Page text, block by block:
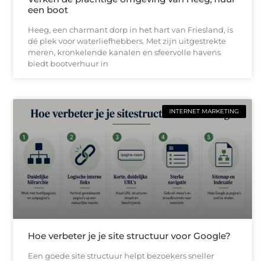
een boot
Heeg, een charmant dorp in het hart van Friesland, is
dé plek voor waterliefhebbers. Met zijn uitgestrekte
meren, kronkelende kanalen en sfeervolle havens
biedt bootverhuur in
INTERNET MARKETING
Hoe verbeter je je site structuur voor Google?
Een goede site structuur helpt bezoekers sneller